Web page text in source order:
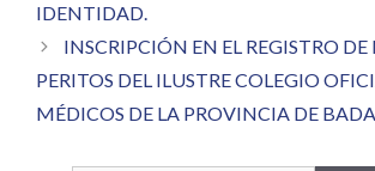
IDENTIDAD.
INSCRIPCIÓN EN EL REGISTRO
PERITOS DEL ILUSTRE COLEGIO
MÉDICOS DE LA PROVINCIA DE